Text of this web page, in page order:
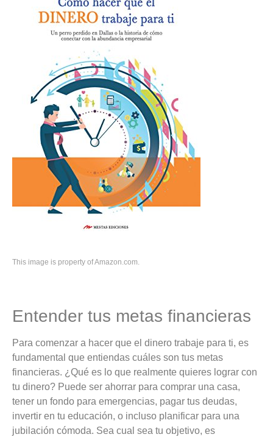
This image is property of Amazon.com.
Entender tus metas financieras
Para comenzar a hacer que el dinero trabaje para ti, es
fundamental que entiendas cuáles son tus metas
financieras. ¿Qué es lo que realmente quieres lograr con
tu dinero? Puede ser ahorrar para comprar una casa,
tener un fondo para emergencias, pagar tus deudas,
invertir en tu educación, o incluso planificar para una
jubilación cómoda. Sea cual sea tu objetivo, es